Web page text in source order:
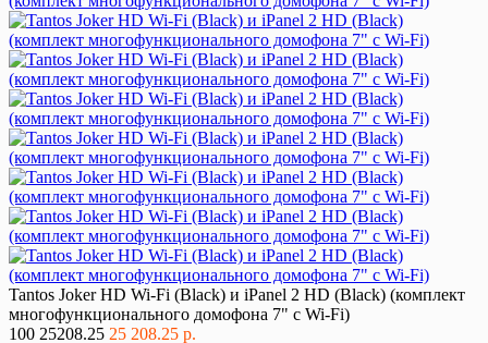
Tantos Joker HD Wi-Fi (Black) и iPanel 2 HD (Black) (комплект
многофункционального домофона 7" с Wi-Fi)
100 25208.25 25 208.25 р.